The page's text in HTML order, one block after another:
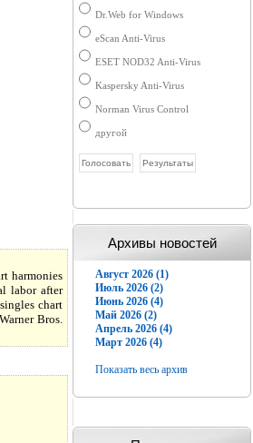
harmonies
labor after
chart
Bros.
Dr.Web for Windows
eScan Anti-Virus
ESET NOD32 Anti-Virus
Kaspersky Anti-Virus
Norman Virus Control
другой
Архивы новостей
Август 2026 (1)
Июль 2026 (2)
Июнь 2026 (4)
Май 2026 (2)
Апрель 2026 (4)
Март 2026 (4)
Показать весь архив